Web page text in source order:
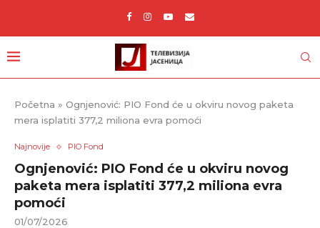
Početna » Ognjenović: PIO Fond će u okviru novog paketa
mera isplatiti 377,2 miliona evra pomoći
Najnovije PIO Fond
Ognjenović: PIO Fond će u okviru novog
paketa mera isplatiti 377,2 miliona evra
pomoći
01/07/2026